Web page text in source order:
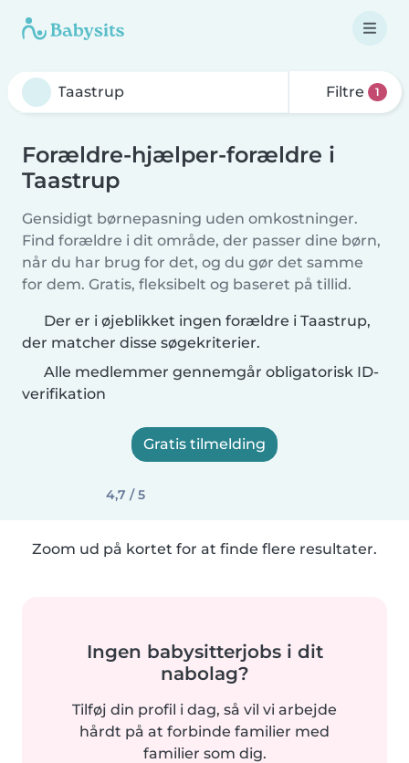
Filtre 1
Forældre-hjælper-forældre i
Taastrup
Gensidigt børnepasning uden omkostninger.
Find forældre i dit område, der passer dine børn,
når du har brug for det, og du gør det samme
for dem. Gratis, fleksibelt og baseret på tillid.
Der er i øjeblikket ingen forældre i Taastrup,
der matcher disse søgekriterier.
Alle medlemmer gennemgår obligatorisk ID-
verifikation
Gratis tilmelding
4,7 / 5
Zoom ud på kortet for at finde flere resultater.
Ingen babysitterjobs i dit
nabolag?
Tilføj din profil i dag, så vil vi arbejde
hårdt på at forbinde familier med
familier som dig.